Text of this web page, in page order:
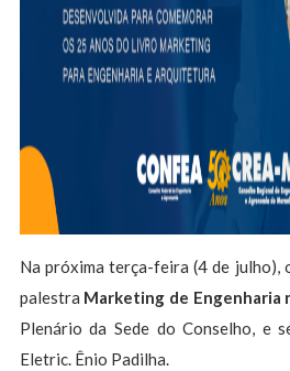
Na próxima terça-feira (4 de julho),
palestra Marketing de Engenharia
Plenário da Sede do Conselho, e
Eletric. Ênio Padilha.